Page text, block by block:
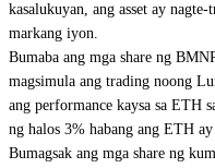
kasalukuyan, ang asset ay
markang iyon.
Bumaba ang mga share ng
magsimula ang trading noong
ang performance kaysa sa ETH
ng halos 3% habang ang ETH
Bumagsak ang mga share ng